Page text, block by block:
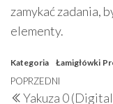
zamykać zadania,
elementy.
Kategoria Łamigłówki
Nawigacja
Poprzedni
POPRZEDNI
Yakuza 0